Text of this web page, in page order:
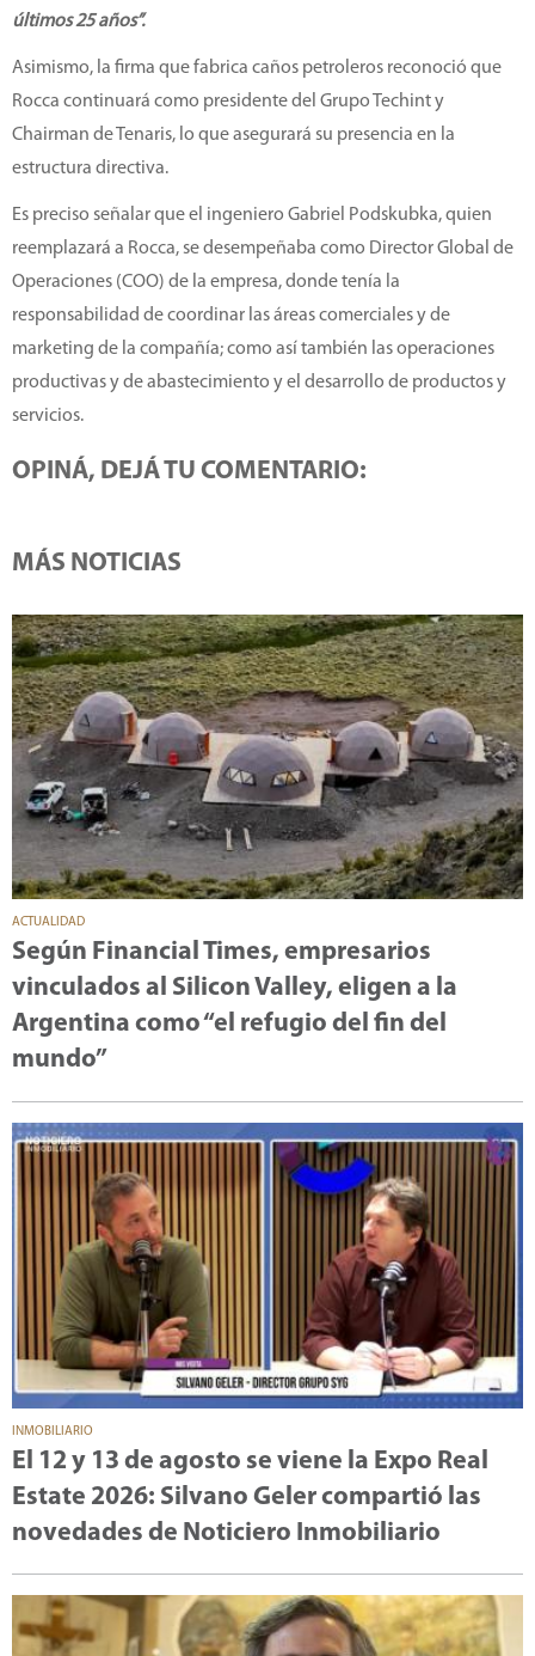
últimos 25 años”.
Asimismo, la firma que fabrica caños petroleros reconoció que
Rocca continuará como presidente del Grupo Techint y
Chairman de Tenaris, lo que asegurará su presencia en la
estructura directiva.
Es preciso señalar que el ingeniero Gabriel Podskubka, quien
reemplazará a Rocca, se desempeñaba como Director Global de
Operaciones (COO) de la empresa, donde tenía la
responsabilidad de coordinar las áreas comerciales y de
marketing de la compañía; como así también las operaciones
productivas y de abastecimiento y el desarrollo de productos y
servicios.
OPINÁ, DEJÁ TU COMENTARIO:
MÁS NOTICIAS
ACTUALIDAD
Según Financial Times, empresarios
vinculados al Silicon Valley, eligen a la
Argentina como “el refugio del fin del
mundo”
INMOBILIARIO
El 12 y 13 de agosto se viene la Expo Real
Estate 2026: Silvano Geler compartió las
novedades de Noticiero Inmobiliario